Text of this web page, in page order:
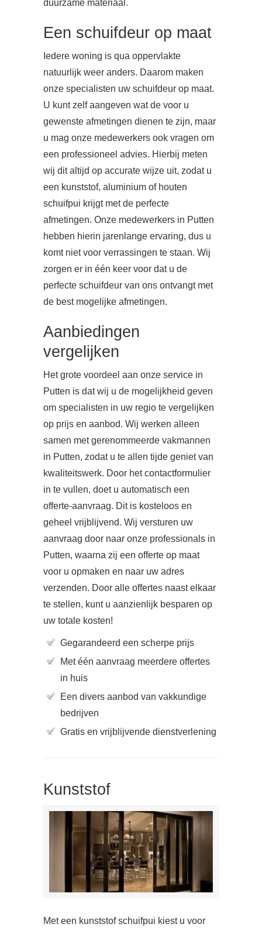
duurzame materiaal.
Een schuifdeur op maat
Iedere woning is qua oppervlakte
natuurlijk weer anders. Daarom maken
onze specialisten uw schuifdeur op maat.
U kunt zelf aangeven wat de voor u
gewenste afmetingen dienen te zijn, maar
u mag onze medewerkers ook vragen om
een professioneel advies. Hierbij meten
wij dit altijd op accurate wijze uit, zodat u
een kunststof, aluminium of houten
schuifpui krijgt met de perfecte
afmetingen. Onze medewerkers in Putten
hebben hierin jarenlange ervaring, dus u
komt niet voor verrassingen te staan. Wij
zorgen er in één keer voor dat u de
perfecte schuifdeur van ons ontvangt met
de best mogelijke afmetingen.
Aanbiedingen
vergelijken
Het grote voordeel aan onze service in
Putten is dat wij u de mogelijkheid geven
om specialisten in uw regio te vergelijken
op prijs en aanbod. Wij werken alleen
samen met gerenommeerde vakmannen
in Putten, zodat u te allen tijde geniet van
kwaliteitswerk. Door het contactformulier
in te vullen, doet u automatisch een
offerte-aanvraag. Dit is kosteloos en
geheel vrijblijvend. Wij versturen uw
aanvraag door naar onze professionals in
Putten, waarna zij een offerte op maat
voor u opmaken en naar uw adres
verzenden. Door alle offertes naast elkaar
te stellen, kunt u aanzienlijk besparen op
uw totale kosten!
Gegarandeerd een scherpe prijs
Met één aanvraag meerdere offertes
in huis
Een divers aanbod van vakkundige
bedrijven
Gratis en vrijblijvende dienstverlening
Kunststof
Met een kunststof schuifpui kiest u voor